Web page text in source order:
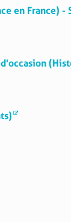
en France)